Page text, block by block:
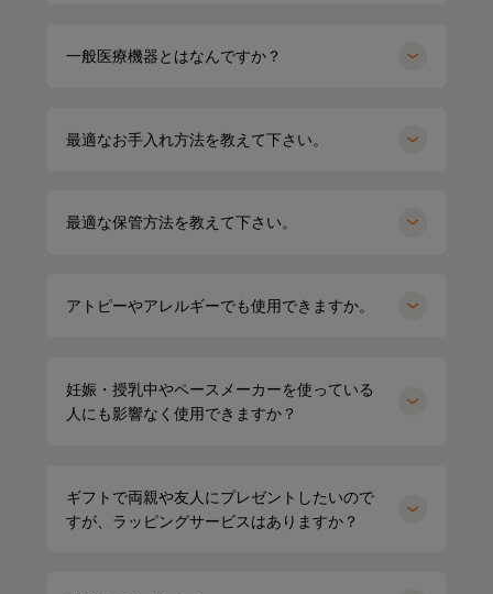
一般医療機器とはなんですか？
最適なお手入れ方法を教えて下さい。
最適な保管方法を教えて下さい。
アトピーやアレルギーでも使用できますか。
妊娠・授乳中やペースメーカーを使っている
人にも影響なく使用できますか？
ギフトで両親や友人にプレゼントしたいので
すが、ラッピングサービスはありますか？